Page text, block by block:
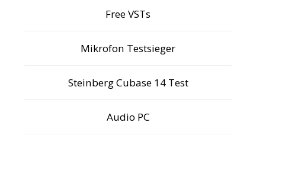
Free VSTs
Mikrofon Testsieger
Steinberg Cubase 14 Test
Audio PC